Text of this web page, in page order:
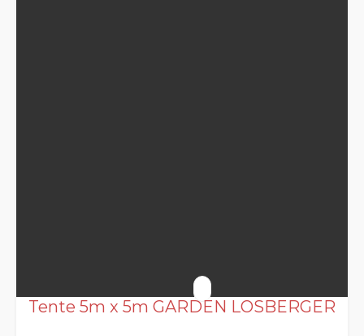
Tente 5m x 5m GARDEN LOSBERGER